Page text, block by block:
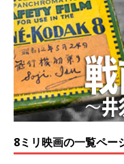
8ミリ映画の一覧ペー